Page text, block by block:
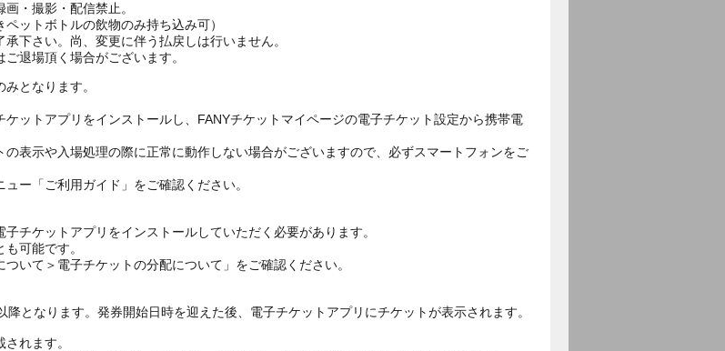
・撮影・配信禁止。
ットボトルの飲物のみ持ち込み可）
下さい。尚、変更に伴う払戻しは行いません。
となります。
ットアプリをインストールし、FANYチケットマイページの電子チケット設定から携帯電
表示や入場処理の際に正常に動作しない場合がございますので、必ずスマートフォンをご
ー「ご利用ガイド」をご確認ください。
チケットアプリをインストールしていただく必要があります。
可能です。
いて＞電子チケットの分配について」をご確認ください。
となります。発券開始日時を迎えた後、電子チケットアプリにチケットが表示されます。
れます。